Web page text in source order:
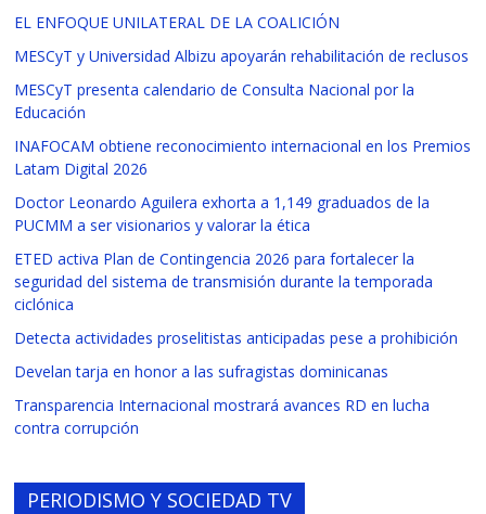
EL ENFOQUE UNILATERAL DE LA COALICIÓN
MESCyT y Universidad Albizu apoyarán rehabilitación de reclusos
MESCyT presenta calendario de Consulta Nacional por la
Educación
INAFOCAM obtiene reconocimiento internacional en los Premios
Latam Digital 2026
Doctor Leonardo Aguilera exhorta a 1,149 graduados de la
PUCMM a ser visionarios y valorar la ética
ETED activa Plan de Contingencia 2026 para fortalecer la
seguridad del sistema de transmisión durante la temporada
ciclónica
Detecta actividades proselitistas anticipadas pese a prohibición
Develan tarja en honor a las sufragistas dominicanas
Transparencia Internacional mostrará avances RD en lucha
contra corrupción
PERIODISMO Y SOCIEDAD TV